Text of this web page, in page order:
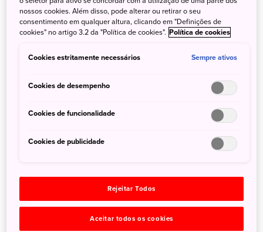
Conhecendo o norte do Japão
nossos cookies. Além disso, pode alterar ou retirar o seu
consentimento em qualquer altura, clicando em "Definições de
cookies" no artigo 3.2 da "Política de cookies". Política de cookies
Cookies estritamente necessários Sempre ativos
Cookies de desempenho
Cookies de funcionalidade
Cookies de publicidade
Rejeitar Todos
Aceitar todos os cookies